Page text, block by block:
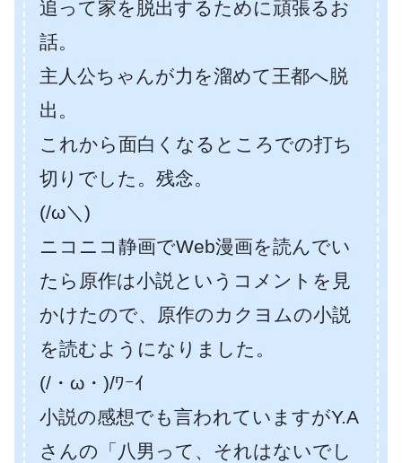
追って家を脱出するために頑張るお
話。
主人公ちゃんが力を溜めて王都へ脱
出。
これから面白くなるところでの打ち
切りでした。残念。
(/ω＼)
ニコニコ静画でWeb漫画を読んでい
たら原作は小説というコメントを見
かけたので、原作のカクヨムの小説
を読むようになりました。
(/・ω・)/ﾜｰｲ
小説の感想でも言われていますがY.A
さんの「八男って、それはないでし